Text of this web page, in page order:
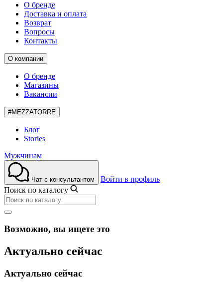
О бренде
Доставка и оплата
Возврат
Вопросы
Контакты
О компании
О бренде
Магазины
Вакансии
#MEZZATORRE
Блог
Stories
Мужчинам
Чат с консультантом
Войти в профиль
Поиск по каталогу
Возможно, вы ищете это
Актуально сейчас
Актуально сейчас